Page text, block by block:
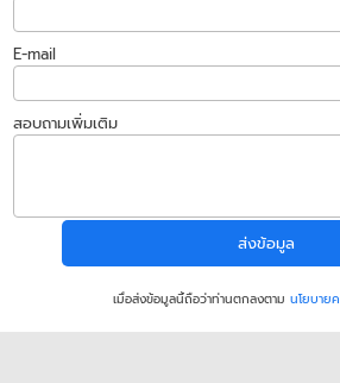
E-mail
สอบถามเพิ่มเติม
เมื่อส่งข้อมูลนี้ถือว่าท่านตกลงตามนโยบาย